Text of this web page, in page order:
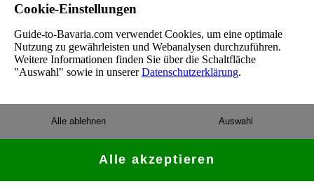
Cookie-Einstellungen
Guide-to-Bavaria.com verwendet Cookies, um eine optimale
Nutzung zu gewährleisten und Webanalysen durchzuführen.
Weitere Informationen finden Sie über die Schaltfläche
"Auswahl" sowie in unsererDatenschutzerklärung.
Auswahl
Alle ablehnen
Alle akzeptieren